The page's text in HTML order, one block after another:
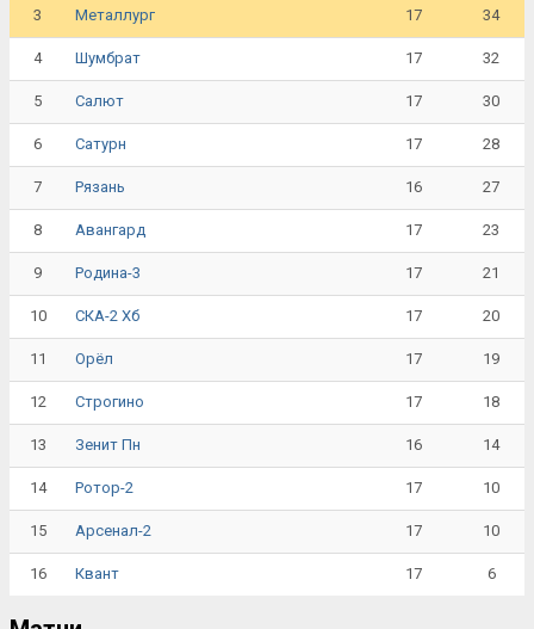
3 Металлург 17 34
4 Шумбрат 17 32
5 Салют 17 30
6 Сатурн 17 28
7 Рязань 16 27
8 Авангард 17 23
9 Родина-3 17 21
10 СКА-2 Хб 17 20
11 Орёл 17 19
12 Строгино 17 18
13 Зенит Пн 16 14
14 Ротор-2 17 10
15 Арсенал-2 17 10
16 Квант 17 6